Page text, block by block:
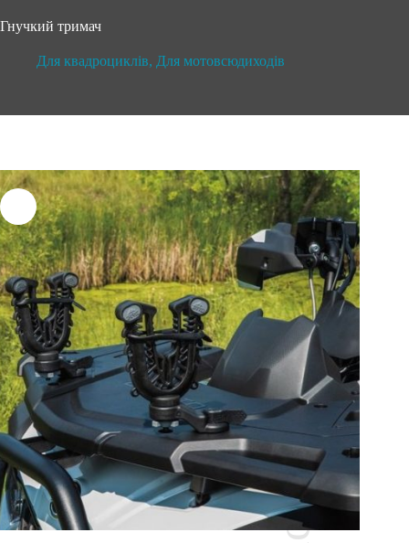
Гнучкий тримач
Для квадроциклів, Для мотовсюдиходів